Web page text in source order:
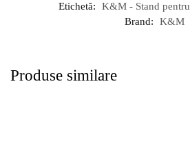
Etichetă:
K&M - Stand
Brand:
K&M
Produse similare